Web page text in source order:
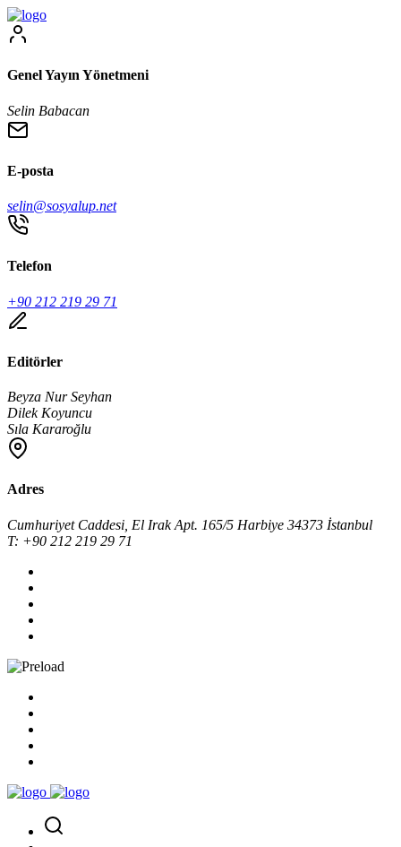
Genel Yayın Yönetmeni
Selin Babacan
E-posta
selin@sosyalup.net
Telefon
+90 212 219 29 71
Editörler
Beyza Nur Seyhan
Dilek Koyuncu
Sıla Kararoğlu
Adres
Cumhuriyet Caddesi, El Irak Apt. 165/5 Harbiye 34373 İstanbul
T: +90 212 219 29 71